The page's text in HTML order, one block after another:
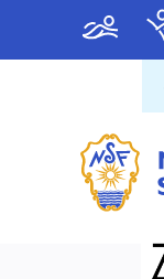
Forbundet
Om forbundet
Lover og regler
Hva